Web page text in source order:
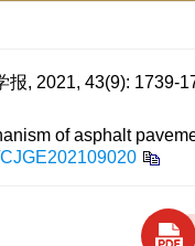
报, 2021, 43(9): 1739-
of asphalt